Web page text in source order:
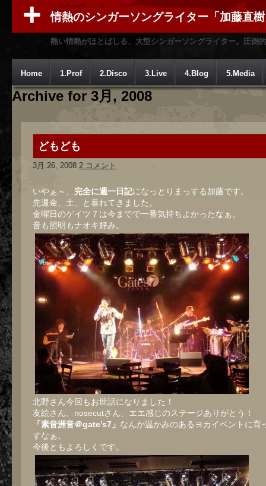
情熱のシンガーソングライター「加藤直
熱い情熱がほとばしる、大型シンガーソングライター。圧倒
Home 1.Prof 2.Disco 3.Live 4.Blog 5.Media
Archive for 3月, 2008
どもども
3月 26, 2008 2 コメント
いやぁ～、 完全に週一日記になっとりまっする加藤です。
先週金、土、と暴れてきました。
金曜日のゲイツ７は今までで一番気持ちよかったなぁ。
音も照明もナオキ好み。
北野さん今回もお世話になりました！
友絵さん、nosecutさん、エエ感じのステージありがとう！
「素音洲音＠gate’s7」 なんか温かみのあるヨカイベントに育
すなぁ。
今後ともよろしくです。